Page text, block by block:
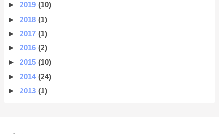
►2019(10)
►2018(1)
►2017(1)
►2016(2)
►2015(10)
►2014(24)
►2013(1)